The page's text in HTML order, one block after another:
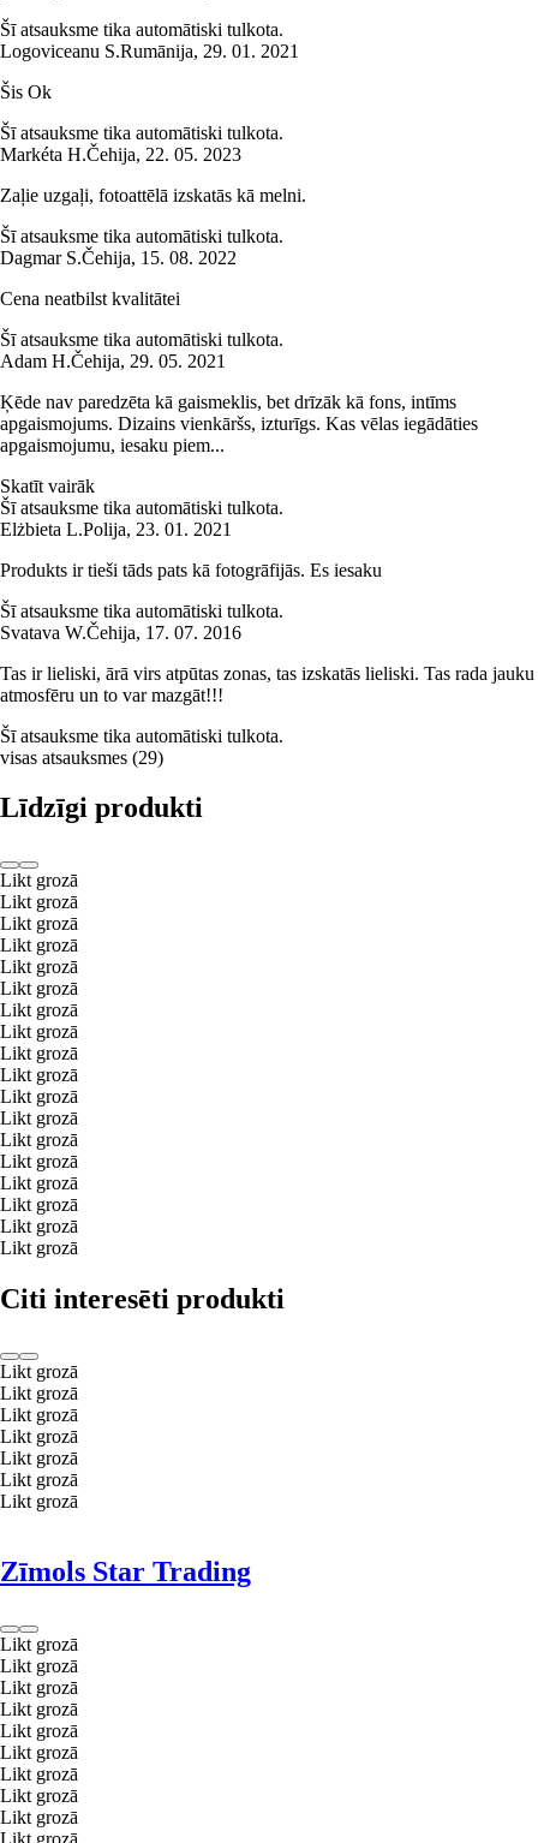
Šī atsauksme tika automātiski tulkota.
Logoviceanu S.Rumānija, 29. 01. 2021
Šis Ok
Šī atsauksme tika automātiski tulkota.
Markéta H.Čehija, 22. 05. 2023
Zaļie uzgaļi, fotoattēlā izskatās kā melni.
Šī atsauksme tika automātiski tulkota.
Dagmar S.Čehija, 15. 08. 2022
Cena neatbilst kvalitātei
Šī atsauksme tika automātiski tulkota.
Adam H.Čehija, 29. 05. 2021
Ķēde nav paredzēta kā gaismeklis, bet drīzāk kā fons, intīms
apgaismojums. Dizains vienkāršs, izturīgs. Kas vēlas iegādāties
apgaismojumu, iesaku piem...
Skatīt vairāk
Šī atsauksme tika automātiski tulkota.
Elżbieta L.Polija, 23. 01. 2021
Produkts ir tieši tāds pats kā fotogrāfijās. Es iesaku
Šī atsauksme tika automātiski tulkota.
Svatava W.Čehija, 17. 07. 2016
Tas ir lieliski, ārā virs atpūtas zonas, tas izskatās lieliski. Tas rada jauku
atmosfēru un to var mazgāt!!!
Šī atsauksme tika automātiski tulkota.
visas atsauksmes (29)
Līdzīgi produkti
Likt grozā
Likt grozā
Likt grozā
Likt grozā
Likt grozā
Likt grozā
Likt grozā
Likt grozā
Likt grozā
Likt grozā
Likt grozā
Likt grozā
Likt grozā
Likt grozā
Likt grozā
Likt grozā
Likt grozā
Likt grozā
Citi interesēti produkti
Likt grozā
Likt grozā
Likt grozā
Likt grozā
Likt grozā
Likt grozā
Likt grozā
Zīmols Star Trading
Likt grozā
Likt grozā
Likt grozā
Likt grozā
Likt grozā
Likt grozā
Likt grozā
Likt grozā
Likt grozā
Likt grozā